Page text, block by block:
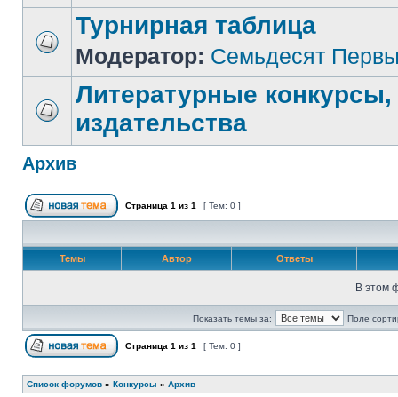
Турнирная таблица
Модератор: Семьдесят
Литературные
издательства
Архив
Страница 1 из 1 [ Тем: 0 ]
Темы Автор Ответы
В этом
Показать темы за: Поле
Страница 1 из 1 [ Тем: 0 ]
Список форумов » Конкурсы » Архив